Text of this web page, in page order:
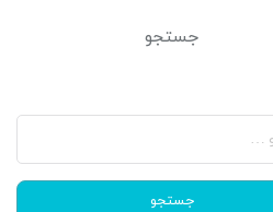
جستجو
جستجو